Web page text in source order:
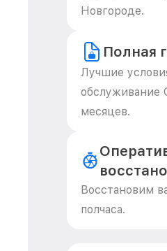
Новгороде.
Полная
Лучшие
обслуживание
месяцев.
Восстановим
полчаса.